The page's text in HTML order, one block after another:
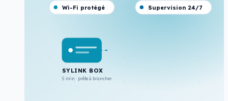
SYLINK BOX
5 min · prête à brancher
Wi-Fi protégé Supervision 24/7